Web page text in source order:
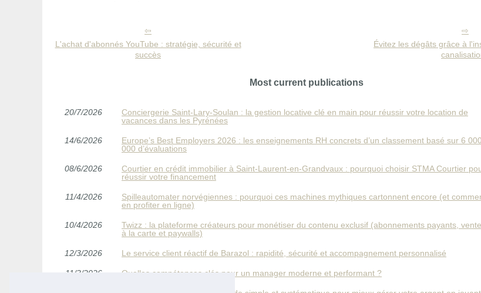
L'achat d'abonnés YouTube : stratégie, sécurité et
succès
Évitez les dégâts grâce à
Most current publications
20/7/2026
Conciergerie Saint‑Lary‑Soulan : la gestion locative clé en main pour réussir votre location de
vacances dans les Pyrénées
14/6/2026
Europe’s Best Employers 2026 : les enseignements RH concrets d’un classement basé sur 6 000
000 d’évaluations
08/6/2026
Courtier en crédit immobilier à Saint‑Laurent‑en‑Grandvaux : pourquoi choisir STMA Courtier
réussir votre financement
11/4/2026
Spilleautomater norvégiennes : pourquoi ces machines mythiques cartonnent encore (et
en profiter en ligne)
10/4/2026
Twizz : la plateforme créateurs pour monétiser du contenu exclusif (abonnements payants,
à la carte et paywalls)
12/3/2026 Le service client réactif de Barazol : rapidité, sécurité et accompagnement personnalisé
11/3/2026 Quelles compétences clés pour un manager moderne et performant ?